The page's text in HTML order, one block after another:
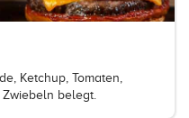
Ketchup, Tomaten,
belegt.